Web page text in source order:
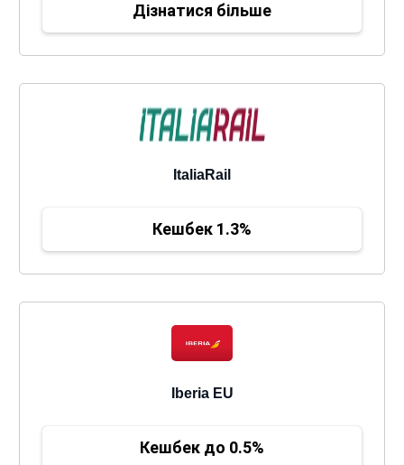
Дізнатися більше
ItaliaRail
Кешбек 1.3%
Iberia EU
Кешбек до 0.5%